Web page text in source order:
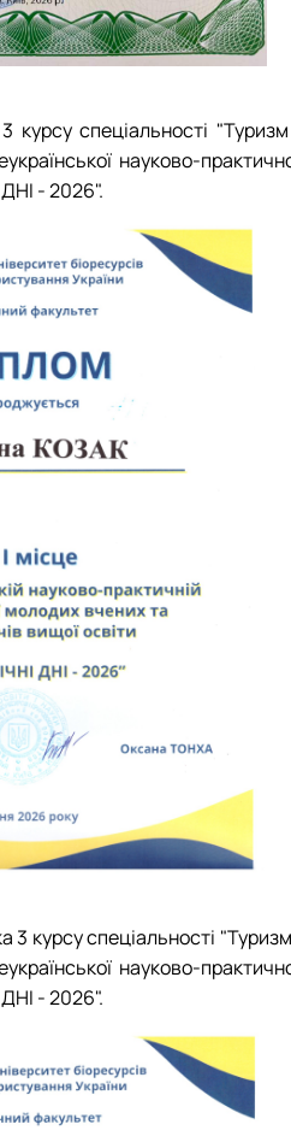
курсу спеціальності "Туризм
науково-
- 2026".
3 курсу спеціальності "Туризм
науково-
- 2026".